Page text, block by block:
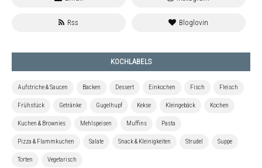
KOCHLABELS
Aufstriche & Saucen Backen Dessert Einkochen Fisch Fleisch
Frühstück Getränke Gugelhupf Kekse Kleingebäck Kochen
Kuchen & Brownies Mehlspeisen Muffins Pasta
Pizza & Flammkuchen Salate Snack & Kleinigkeiten Strudel Suppe
Torten Vegetarisch